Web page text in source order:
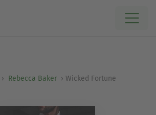
Rebecca Baker Wicked Fortune